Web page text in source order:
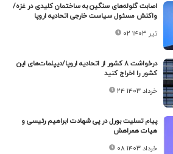
اصابت گلوله‌های سنگین به ساختمان کلیدی در غزه/
واکنش مسئول سیاست خارجی اتحادیه اروپا
۰۲ تیر ۱۴۰۳
درخواشت ۸ کشور از اتحادیه اروپا/دیپلمات‌های این
کشور را اخراج کنید
۲۴ خرداد ۱۴۰۳
پیام تسلیت بورل در پی شهادت ابراهیم رئیسی و
هیات همراهش
۰۸ خرداد ۱۴۰۳